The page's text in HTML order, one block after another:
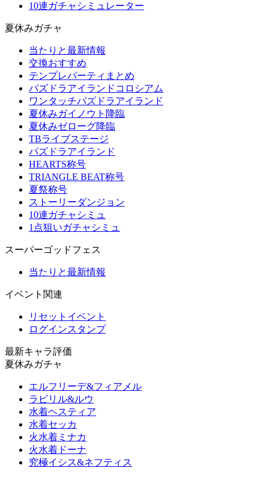
10連ガチャシミュレーター
夏休みガチャ
当たりと最新情報
交換おすすめ
テンプレパーティまとめ
パズドラアイランドコロシアム
ワンタッチパズドラアイランド
夏休みガイノウト降臨
夏休みゼローグ降臨
TBライブステージ
パズドラアイランド
HEARTS称号
TRIANGLE BEAT称号
夏祭称号
ストーリーダンジョン
10連ガチャシミュ
1点狙いガチャシミュ
スーパーゴッドフェス
当たりと最新情報
イベント関連
リセットイベント
ログインスタンプ
最新キャラ評価
夏休みガチャ
エルフリーデ&フィアメル
ラビリル&ルウ
水着ヘスティア
水着セッカ
火水着ミナカ
火水着ドーナ
究極イシス&ネフティス